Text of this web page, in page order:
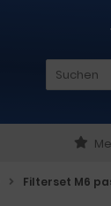
Filterset M6